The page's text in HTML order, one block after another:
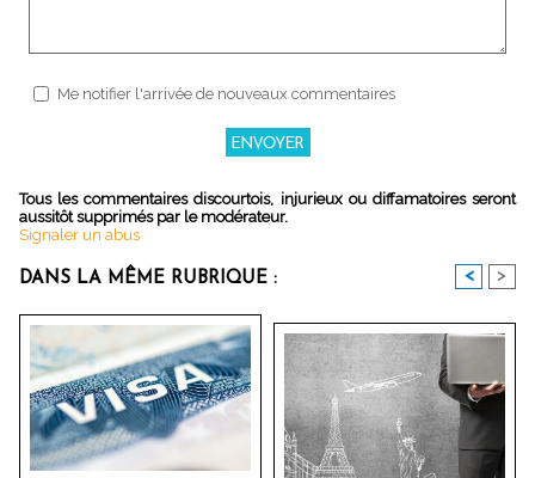
Me notifier l'arrivée de nouveaux commentaires
Tous les commentaires discourtois, injurieux ou diffamatoires seront
aussitôt supprimés par le modérateur.
Signaler un abus
DANS LA MÊME RUBRIQUE : < >